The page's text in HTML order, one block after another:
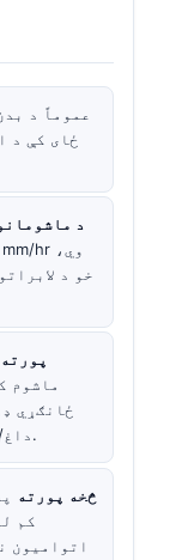
ځای کې د
د
خو د
ESR له 40 mm/hr پورته
ماشوم
ځانګړي
داغ/داغونو، یا د بندونو پړسوب سره.
ESR له 100 mm/hr څخه پورته
کم
اتوامیون